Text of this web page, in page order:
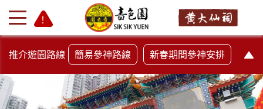
推介遊園路線 簡易參神路線 新春期間參神安排